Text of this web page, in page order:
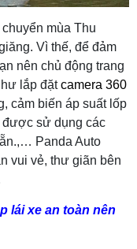
mùa Thu
Vì thế, để đảm
nên chủ động trang
lắp đặtcamera 360
cảm biến áp suất lốp
được sử dụng các
Panda Auto
vui vẻ, thư giãn bên
lái xe an toàn nên